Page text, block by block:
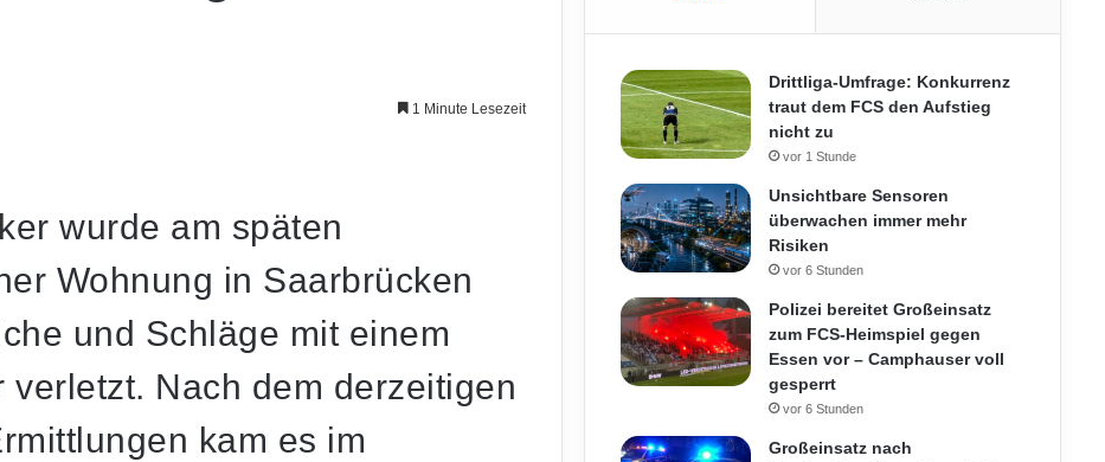
1 Minute Lesezeit
wurde am späten
Wohnung in Saarbrücken
und Schläge mit einem
Nach dem derzeitigen
kam es im
Drittliga-Umfrage: Konkurrenz
traut dem FCS den Aufstieg
nicht zu
vor 1 Stunde
Unsichtbare Sensoren
überwachen immer mehr
Risiken
vor 6 Stunden
Polizei bereitet Großeinsatz
zum FCS-Heimspiel gegen
Essen vor – Camphauser voll
gesperrt
vor 6 Stunden
Großeinsatz nach